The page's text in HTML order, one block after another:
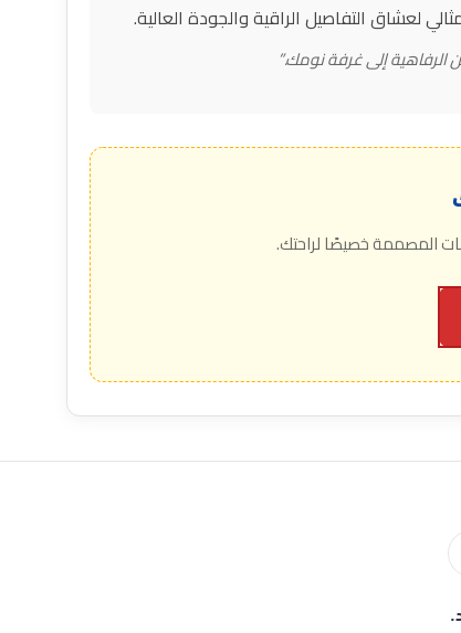
لعشاق التفاصيل الراقية والجودة العالية.
إلى غرفة نومك.”
المصممة خصيصًا لراحتك.